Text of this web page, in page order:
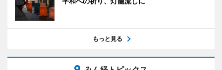
もっと見る